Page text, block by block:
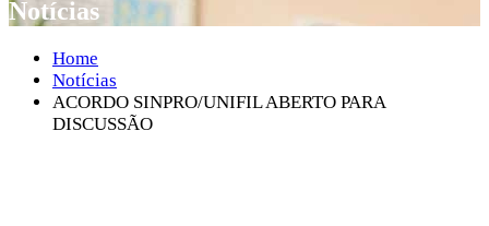
Notícias
Home
Notícias
ACORDO SINPRO/UNIFIL ABERTO PARA
DISCUSSÃO